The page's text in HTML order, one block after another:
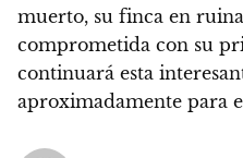
muerto, su finca en
comprometida con su
continuará esta
aproximadamente para